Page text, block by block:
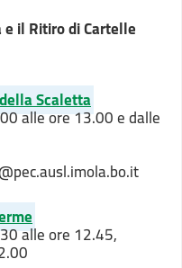
il Ritiro di Cartelle
Scaletta
alle ore 13.00 e dalle
alle ore 12.45,